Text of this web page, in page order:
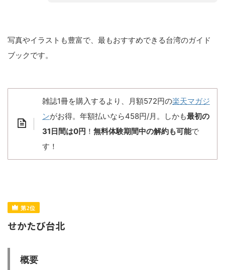
写真やイラストも豊富で、最もおすすめできる台湾のガイド
ブックです。
雑誌1冊を購入するより、月額572円の楽天マガジ
ンがお得。年額払いなら458円/月。しかも最初の
31日間は0円 ！ 無料体験期間中の解約も可能で
す！
せかたび台北
概要